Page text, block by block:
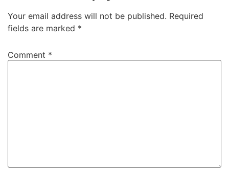
Your email address will not be published. Required
fields are marked *
Comment *